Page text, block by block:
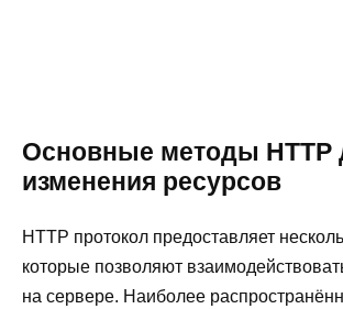
Основные методы HTTP
изменения ресурсов
HTTP протокол предоставляет
которые позволяют
на сервере. Наиболее